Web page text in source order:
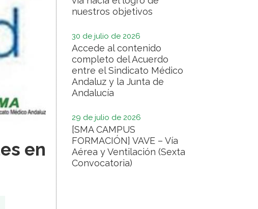
en
nuestros objetivos
30 de julio de 2026
Accede al contenido
completo del Acuerdo
entre el Sindicato Médico
Andaluz y la Junta de
Andalucía
29 de julio de 2026
[SMA CAMPUS
FORMACIÓN] VAVE – Vía
Aérea y Ventilación (Sexta
Convocatoria)